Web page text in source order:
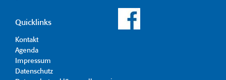
Quicklinks
Kontakt
Agenda
Impressum
Datenschutz